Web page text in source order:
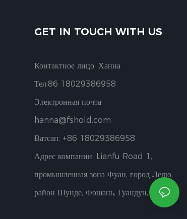
GET IN TOUCH WITH US
Контактное лицо: Ханна
Тел:86 18029386958
Электронная почта:
hanna@fshold.com
Ватсап: +86 18029386958
Адрес компании: Lianfu Road 1,
промышленная зона Фуан, город Лелю,
район Шунде, Фошань, Гуандун, Китай